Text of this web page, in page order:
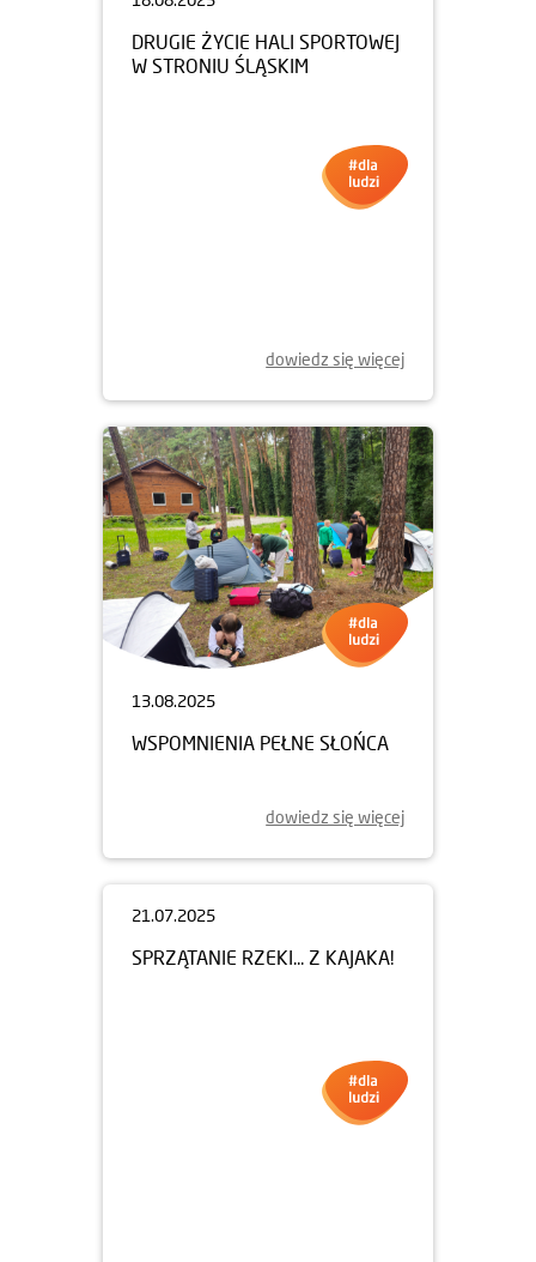
dowiedz się więcej
13.08.2025
WSPOMNIENIA PEŁNE SŁOŃCA
dowiedz się więcej